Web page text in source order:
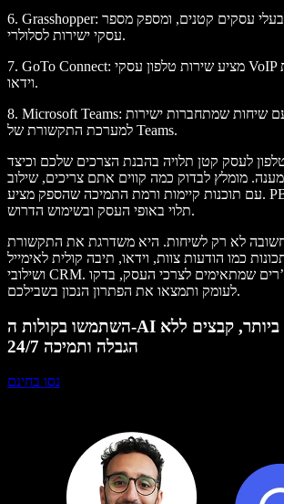
6. Grasshopper: מתאים במיוחד לבעלי עסקים קטנים, ומספק מספר
עסקי ישירות לסלולרי.
7. GoTo Connect: מציע שירות טלפון עסקי VoIP המשולב עם שיחות
וידאו.
8. Microsoft Teams: כלי לשיתוף פעולה עם שיחות שמתחברות ישירות
למערכת התקשורת של Teams.
לעסק קטן תלויה בהבנת הצרכים שלכם וכיצד
מומלץ לבדוק כמה קווים אתם צריכים, שילוב
עם תוכנות קיימות ורמת התמיכה שהספק מציע. PBX או VoIP? זה כבר
תלוי באופי העסק ובשימוש הדרוש.
לא רק לשיחות. היא משדרגת את התקשורת
כמו הודעות צוות, וידאו, תיבה קולית לאימייל
ושילובי CRM. בחרו מערכת עם פיצ’רים שמתאימים לצרכי העסק, בדקו
לעומק ותמצאו את הפתרון הנכון בשבילכם.
השתמשו בקולות ה-AI המתקדמים ביותר, קבצים ללא
הגבלה ותמיכה 24/7
נסו בחינם